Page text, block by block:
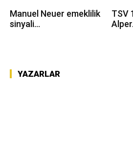
Manuel Neuer emeklilik
sinyali...
TSV
YAZARLAR